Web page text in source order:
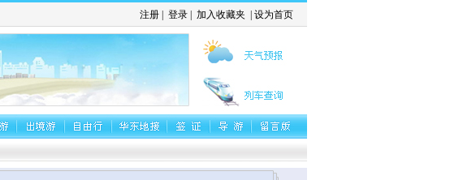
注册 登录 加入收藏夹 设为首页